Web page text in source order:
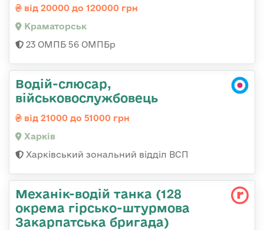
від 20000 до 120000 грн
Краматорськ
23 ОМПБ 56 ОМПБр
Водій-слюсар,
військовослужбовець
від 21000 до 51000 грн
Харків
Харківський зональний відділ ВСП
Механік-водій танка (128
окрема гірсько-штурмова
Закарпатська бригада)